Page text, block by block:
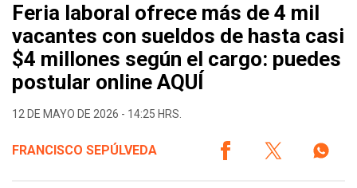
Feria laboral ofrece más de 4 mil
vacantes con sueldos de hasta casi
$4 millones según el cargo: puedes
postular online AQUÍ
12 DE MAYO DE 2026 - 14:25 HRS.
FRANCISCO SEPÚLVEDA